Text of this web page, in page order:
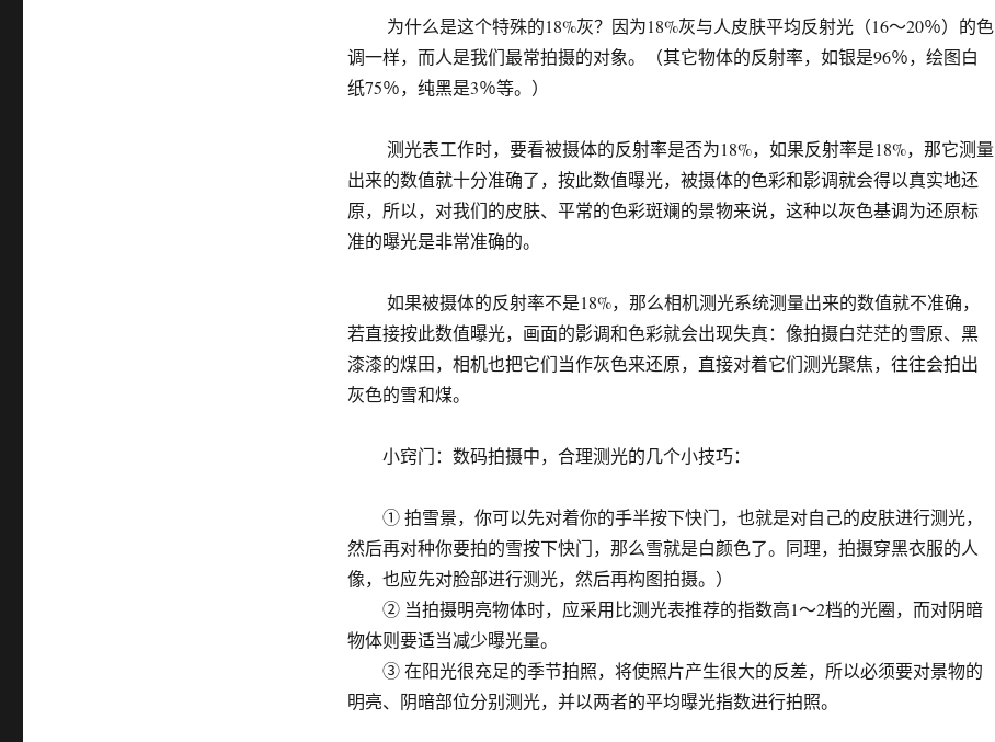
为什么是这个特殊的18%灰？因为18%灰与人皮肤平均反射光（16～20％）的色
调一样，而人是我们最常拍摄的对象。（其它物体的反射率，如银是96％，绘图白
纸75％，纯黑是3％等。）
测光表工作时，要看被摄体的反射率是否为18%，如果反射率是18%，那它测量
出来的数值就十分准确了，按此数值曝光，被摄体的色彩和影调就会得以真实地还
原，所以，对我们的皮肤、平常的色彩斑斓的景物来说，这种以灰色基调为还原标
准的曝光是非常准确的。
如果被摄体的反射率不是18%，那么相机测光系统测量出来的数值就不准确，
若直接按此数值曝光，画面的影调和色彩就会出现失真：像拍摄白茫茫的雪原、黑
漆漆的煤田，相机也把它们当作灰色来还原，直接对着它们测光聚焦，往往会拍出
灰色的雪和煤。
小窍门：数码拍摄中，合理测光的几个小技巧：
① 拍雪景，你可以先对着你的手半按下快门，也就是对自己的皮肤进行测光，
然后再对种你要拍的雪按下快门，那么雪就是白颜色了。同理，拍摄穿黑衣服的人
像，也应先对脸部进行测光，然后再构图拍摄。）
② 当拍摄明亮物体时，应采用比测光表推荐的指数高1～2档的光圈，而对阴暗
物体则要适当减少曝光量。
③ 在阳光很充足的季节拍照，将使照片产生很大的反差，所以必须要对景物的
明亮、阴暗部位分别测光，并以两者的平均曝光指数进行拍照。